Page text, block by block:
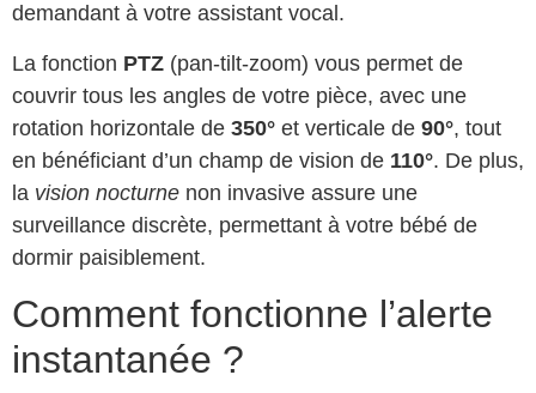
demandant à votre assistant vocal.
La fonction PTZ (pan-tilt-zoom) vous permet de
couvrir tous les angles de votre pièce, avec une
rotation horizontale de 350° et verticale de 90°, tout
en bénéficiant d’un champ de vision de 110°. De plus,
la vision nocturne non invasive assure une
surveillance discrète, permettant à votre bébé de
dormir paisiblement.
Comment fonctionne l’alerte
instantanée ?